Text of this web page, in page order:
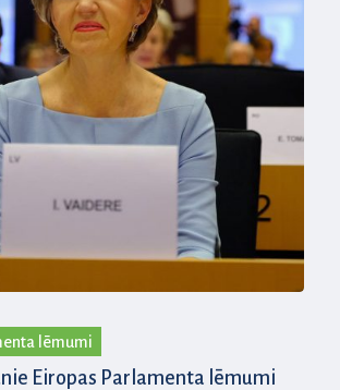
lēmumi
Eiropas Parlamenta lēmumi